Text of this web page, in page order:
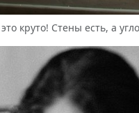
круто! Стены есть, а